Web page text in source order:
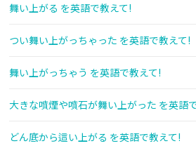
舞い上がる を英語で教えて!
つい舞い上がっちゃった を英語で教えて!
舞い上がっちゃう を英語で教えて!
大きな噴煙や噴石が舞い上がった を英語
どん底から這い上がる を英語で教えて!